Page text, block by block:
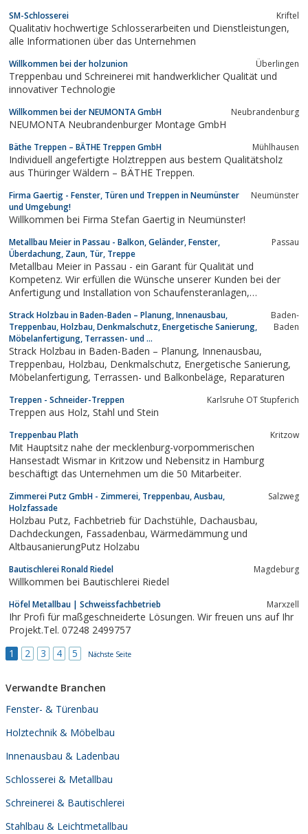
SM-Schlosserei Kriftel
Qualitativ hochwertige Schlosserarbeiten und Dienstleistungen,
alle Informationen über das Unternehmen
Willkommen bei der holzunion Überlingen
Treppenbau und Schreinerei mit handwerklicher Qualität und
innovativer Technologie
Willkommen bei der NEUMONTA GmbH Neubrandenburg
NEUMONTA Neubrandenburger Montage GmbH
Bäthe Treppen – BÄTHE Treppen GmbH Mühlhausen
Individuell angefertigte Holztreppen aus bestem Qualitätsholz
aus Thüringer Wäldern – BÄTHE Treppen.
Firma Gaertig - Fenster, Türen und Treppen in Neumünster
und Umgebung!
Neumünster
Willkommen bei Firma Stefan Gaertig in Neumünster!
Metallbau Meier in Passau - Balkon, Geländer, Fenster,
Überdachung, Zaun, Tür, Treppe
Passau
Metallbau Meier in Passau - ein Garant für Qualität und
Kompetenz. Wir erfüllen die Wünsche unserer Kunden bei der
Anfertigung und Installation von Schaufensteranlagen,
Türen aus Aluminium, Stahltreppen und Stahlgeländern,
Schiebetüren, Zäune, Einfahrtstore...
Strack Holzbau in Baden-Baden – Planung, Innenausbau,
Treppenbau, Holzbau, Denkmalschutz, Energetische Sanierung,
Möbelanfertigung, Terrassen- und ...
Baden-
Baden
Strack Holzbau in Baden-Baden – Planung, Innenausbau,
Treppenbau, Holzbau, Denkmalschutz, Energetische Sanierung,
Möbelanfertigung, Terrassen- und Balkonbeläge, Reparaturen
Treppen - Schneider-Treppen Karlsruhe OT Stupferich
Treppen aus Holz, Stahl und Stein
Treppenbau Plath Kritzow
Mit Hauptsitz nahe der mecklenburg-vorpommerischen
Hansestadt Wismar in Kritzow und Nebensitz in Hamburg
beschäftigt das Unternehmen um die 50 Mitarbeiter.
Zimmerei Putz GmbH - Zimmerei, Treppenbau, Ausbau,
Holzfassade
Salzweg
Holzbau Putz, Fachbetrieb für Dachstühle, Dachausbau,
Dachdeckungen, Fassadenbau, Wärmedämmung und
AltbausanierungPutz Holzabu
Bautischlerei Ronald Riedel Magdeburg
Willkommen bei Bautischlerei Riedel
Höfel Metallbau | Schweissfachbetrieb Marxzell
Ihr Profi für maßgeschneiderte Lösungen. Wir freuen uns auf Ihr
Projekt.Tel. 07248 2499757
1
2 3 4 5 Nächste Seite
Verwandte Branchen
Fenster- & Türenbau
Holztechnik & Möbelbau
Innenausbau & Ladenbau
Schlosserei & Metallbau
Schreinerei & Bautischlerei
Stahlbau & Leichtmetallbau